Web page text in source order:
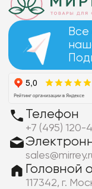
Телефон
+7 (495) 120-
Головной
117342, г.